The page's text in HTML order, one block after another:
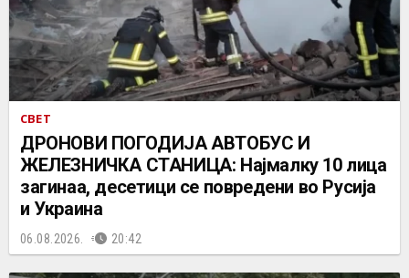
СВЕТ
ДРОНОВИ ПОГОДИЈА АВТОБУС И
ЖЕЛЕЗНИЧКА СТАНИЦА: Најмалку 10 лица
загинаа, десетици се повредени во Русија
и Украина
06.08.2026. 20:42